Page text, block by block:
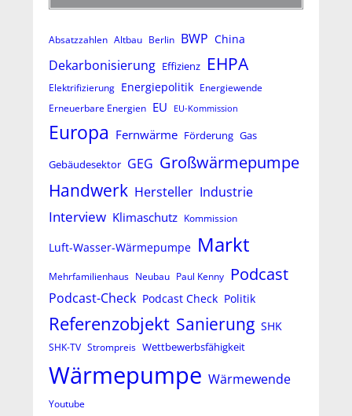
Absatzzahlen Altbau Berlin BWP China
Dekarbonisierung Effizienz EHPA
Elektrifizierung Energiepolitik Energiewende
Erneuerbare Energien EU EU-Kommission
Europa Fernwärme Förderung Gas
Gebäudesektor GEG Großwärmepumpe
Handwerk Hersteller Industrie
Interview Klimaschutz Kommission
Luft-Wasser-Wärmepumpe Markt
Mehrfamilienhaus Neubau Paul Kenny Podcast
Podcast-Check Podcast Check Politik
Referenzobjekt Sanierung SHK
SHK-TV Strompreis Wettbewerbsfähigkeit
Wärmepumpe Wärmewende
Youtube